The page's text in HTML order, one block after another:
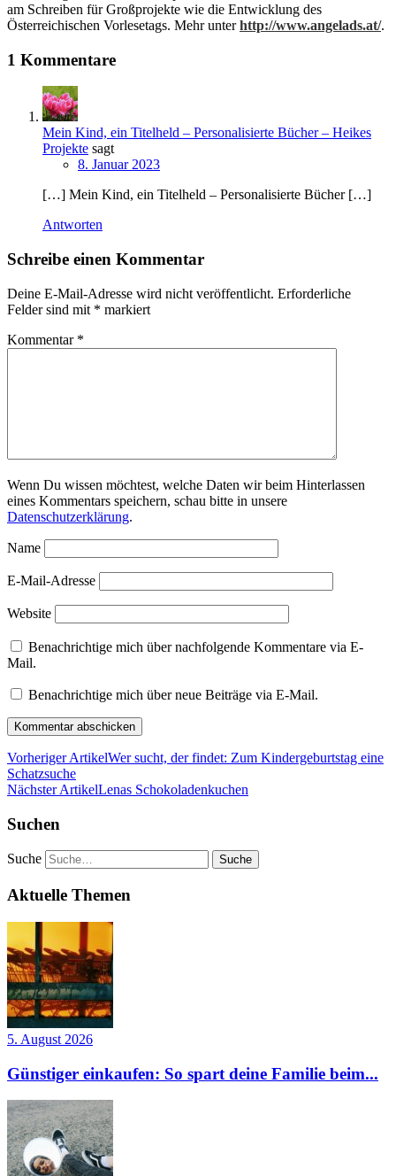
am Schreiben für Großprojekte wie die Entwicklung des
Österreichischen Vorlesetags. Mehr unterhttp://www.angelads.at/.
1 Kommentare
Mein Kind, ein Titelheld – Personalisierte Bücher – Heikes
Projekte sagt
8. Januar 2023
[…] Mein Kind, ein Titelheld – Personalisierte Bücher […]
Antworten
Schreibe einen Kommentar
Deine E-Mail-Adresse wird nicht veröffentlicht. Erforderliche
Felder sind mit * markiert
Kommentar *
Wenn Du wissen möchtest, welche Daten wir beim Hinterlassen
eines Kommentars speichern, schau bitte in unsere
Datenschutzerklärung.
Name
E-Mail-Adresse
Website
Benachrichtige mich über nachfolgende Kommentare via E-
Mail.
Benachrichtige mich über neue Beiträge via E-Mail.
Vorheriger ArtikelWer sucht, der findet: Zum Kindergeburtstag eine
Schatzsuche
Nächster ArtikelLenas Schokoladenkuchen
Suchen
Suche
Aktuelle Themen
5. August 2026
Günstiger einkaufen: So spart deine Familie beim...